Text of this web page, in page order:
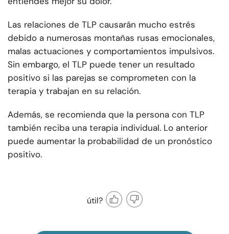
Las relaciones de TLP causarán mucho estrés
debido a numerosas montañas rusas emocionales,
malas actuaciones y comportamientos impulsivos.
Sin embargo, el TLP puede tener un resultado
positivo si las parejas se comprometen con la
terapia y trabajan en su relación.
Además, se recomienda que la persona con TLP
también reciba una terapia individual. Lo anterior
puede aumentar la probabilidad de un pronóstico
positivo.
útil?